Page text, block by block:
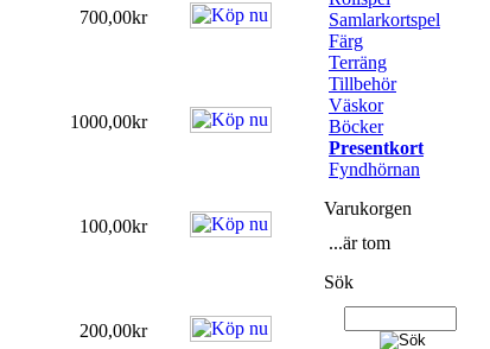
700,00kr
1000,00kr
100,00kr
200,00kr
Samlarkortspel
Färg
Terräng
Tillbehör
Väskor
Böcker
Presentkort
Fyndhörnan
Varukorgen
...är tom
Sök